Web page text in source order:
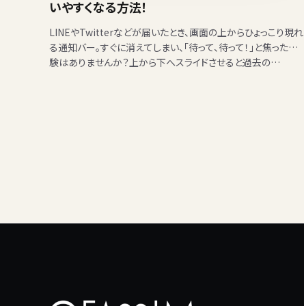
いやすくなる方法！
LINEやTwitterなどが届いたとき、画面の上からひょっこり現れ
る通知バー。すぐに消えてしまい、「待って、待って！」と焦った経
験はありませんか？上から下へスライドさせると過去の…